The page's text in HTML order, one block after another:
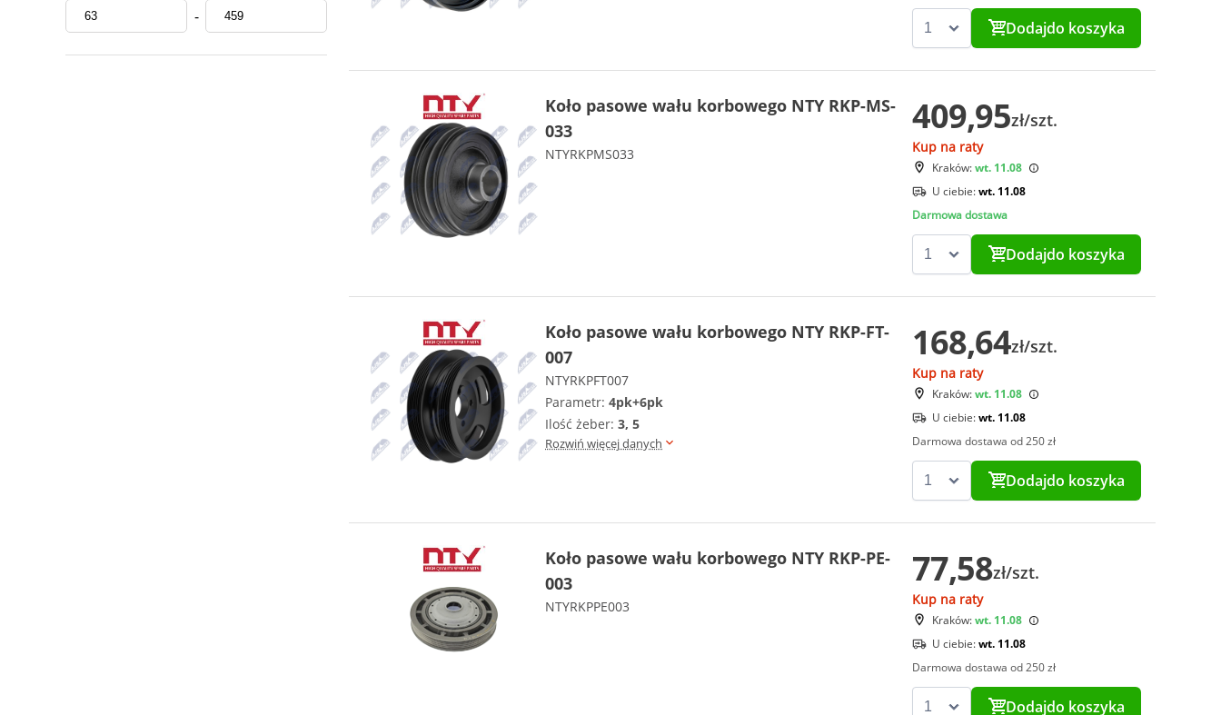
-
Dodajdo koszyka
Koło pasowe wału korbowego NTY RKP-MS-
033
NTYRKPMS033
409,95zł/szt.
Kup na raty
Kraków:wt. 11.08
U ciebie:wt. 11.08
Darmowa dostawa
Dodajdo koszyka
Koło pasowe wału korbowego NTY RKP-FT-
007
NTYRKPFT007
Parametr: 4pk+6pk
Ilość żeber: 3, 5
Rozwiń więcej danych
168,64zł/szt.
Kup na raty
Kraków:wt. 11.08
U ciebie:wt. 11.08
Darmowa dostawa od 250 zł
Dodajdo koszyka
Koło pasowe wału korbowego NTY RKP-PE-
003
NTYRKPPE003
77,58zł/szt.
Kup na raty
Kraków:wt. 11.08
U ciebie:wt. 11.08
Darmowa dostawa od 250 zł
Dodajdo koszyka